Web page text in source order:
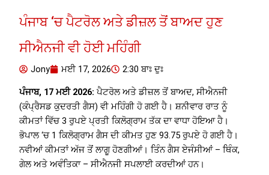
ਪੰਜਾਬ ‘ਚ ਪੈਟਰੋਲ ਅਤੇ ਡੀਜ਼ਲ ਤੋਂ ਬਾਅਦ ਹੁਣ
ਸੀਐਨਜੀ ਵੀ ਹੋਈ ਮਹਿੰਗੀ
Jony ਮਈ 17, 2026 2:30 ਬਾਃ ਦੁਃ
ਪੰਜਾਬ, 17 ਮਈ 2026: ਪੈਟਰੋਲ ਅਤੇ ਡੀਜ਼ਲ ਤੋਂ ਬਾਅਦ, ਸੀਐਨਜੀ
(ਕੰਪ੍ਰੈਸਡ ਕੁਦਰਤੀ ਗੈਸ) ਵੀ ਮਹਿੰਗੀ ਹੋ ਗਈ ਹੈ। ਸ਼ਨੀਵਾਰ ਰਾਤ ਨੂੰ
ਕੀਮਤਾਂ ਵਿੱਚ 3 ਰੁਪਏ ਪ੍ਰਤੀ ਕਿਲੋਗ੍ਰਾਮ ਤੱਕ ਦਾ ਵਾਧਾ ਹੋਇਆ ਹੈ।
ਭੋਪਾਲ ‘ਚ 1 ਕਿਲੋਗ੍ਰਾਮ ਗੈਸ ਦੀ ਕੀਮਤ ਹੁਣ 93.75 ਰੁਪਏ ਹੋ ਗਈ ਹੈ।
ਨਵੀਆਂ ਕੀਮਤਾਂ ਅੱਜ ਤੋਂ ਲਾਗੂ ਹੋਣਗੀਆਂ। ਤਿੰਨ ਗੈਸ ਏਜੰਸੀਆਂ – ਥਿੰਕ,
ਗੇਲ ਅਤੇ ਅਵੰਤਿਕਾ – ਸੀਐਨਜੀ ਸਪਲਾਈ ਕਰਦੀਆਂ ਹਨ।